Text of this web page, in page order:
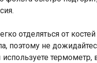
отделяться от
поэтому не